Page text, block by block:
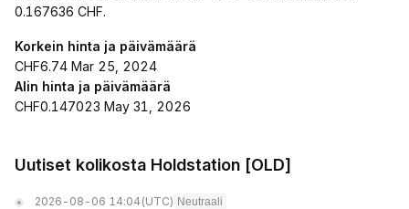
0.167636 CHF.
Korkein hinta ja päivämäärä
CHF6.74 Mar 25, 2024
Alin hinta ja päivämäärä
CHF0.147023 May 31, 2026
Uutiset kolikosta Holdstation [OLD]
2026-08-06 14:04 (UTC) Neutraali